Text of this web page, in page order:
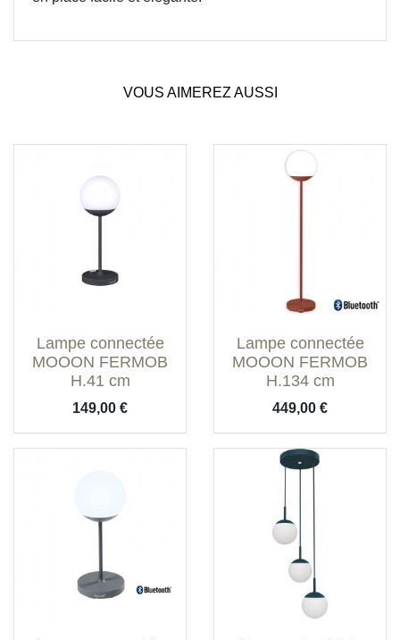
VOUS AIMEREZ AUSSI
Lampe connectée
MOOON FERMOB
H.41 cm
Prix
149,00 €
Lampe connectée
MOOON FERMOB
H.134 cm
Prix
449,00 €